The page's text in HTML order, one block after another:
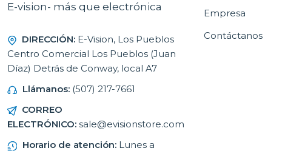
E-vision- más que electrónica
DIRECCIÓN: E-Vision, Los Pueblos
Centro Comercial Los Pueblos (Juan
Díaz) Detrás de Conway, local A7
Llámanos: (507) 217-7661
CORREO
ELECTRÓNICO: sale@evisionstore.com
Horario de atención: Lunes a
Empresa
Contáctanos